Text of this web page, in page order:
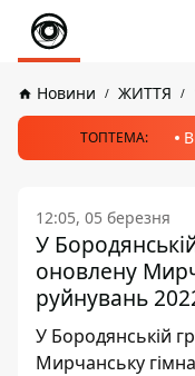
Новини ЖИТТЯ
ТОПТЕМА:
12:05, 05 березня
У
оновлену
руйнувань
У Бородянській
Мирчанську